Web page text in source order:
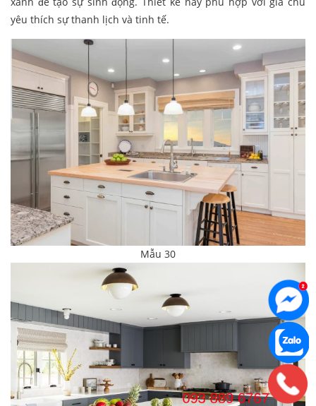
yêu thích sự thanh lịch và tinh tế.
Mẫu 30